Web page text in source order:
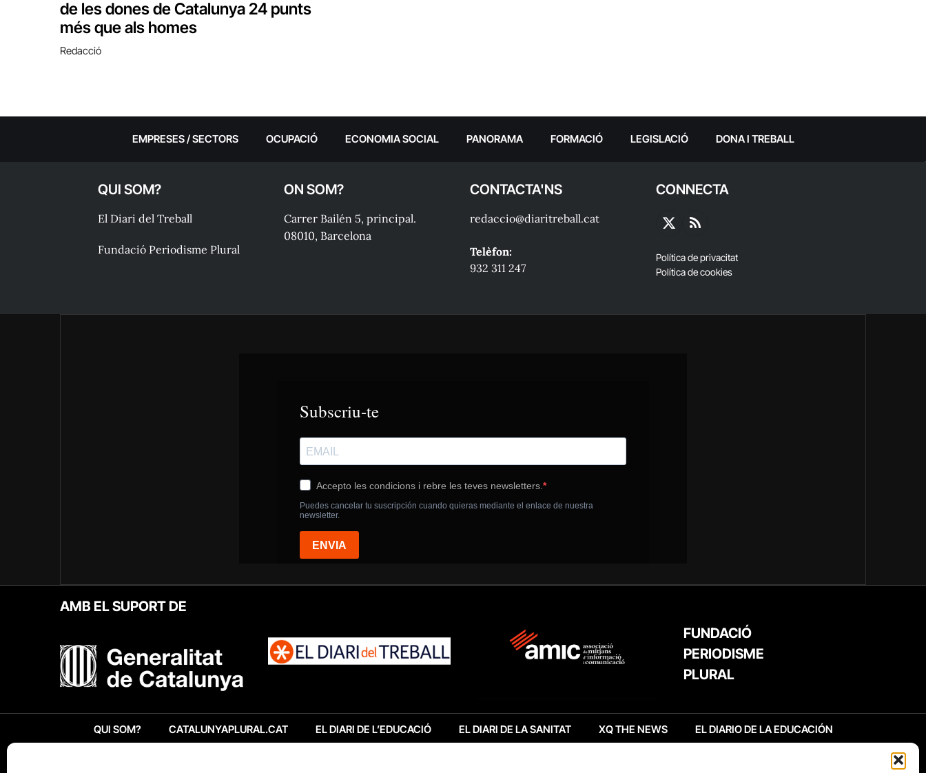
de les dones de Catalunya 24 punts
més que als homes
Redacció
EMPRESES / SECTORS OCUPACIÓ ECONOMIA SOCIAL PANORAMA FORMACIÓ LEGISLACIÓ DONA I TREBALL
QUI SOM?
El Diari del Treball
Fundació Periodisme Plural
ON SOM?
Carrer Bailén 5, principal.
08010, Barcelona
CONTACTA'NS
redaccio@diaritreball.cat
Telèfon:
932 311 247
CONNECTA
X
RSS
Política de privacitat
Política de cookies
AMB EL SUPORT DE
FUNDACIÓ
PERIODISME
PLURAL
QUI SOM? CATALUNYAPLURAL.CAT EL DIARI DE L’EDUCACIÓ EL DIARI DE LA SANITAT XQ THE NEWS EL DIARIO DE LA EDUCACIÓN